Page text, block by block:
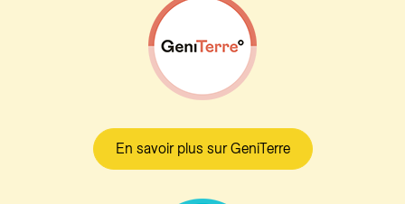
En savoir plus sur GeniTerre